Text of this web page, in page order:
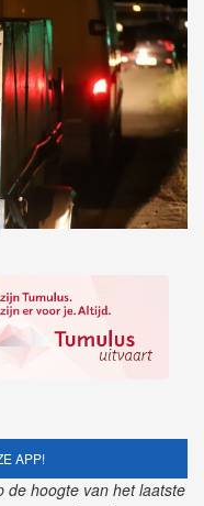
APP!
de hoogte van het laatste